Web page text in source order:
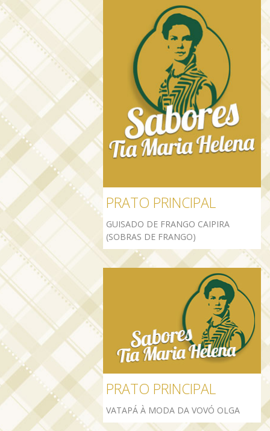
PRATO PRINCIPAL
GUISADO DE FRANGO CAIPIRA
(SOBRAS DE FRANGO)
PRATO PRINCIPAL
VATAPÁ À MODA DA VOVÓ OLGA